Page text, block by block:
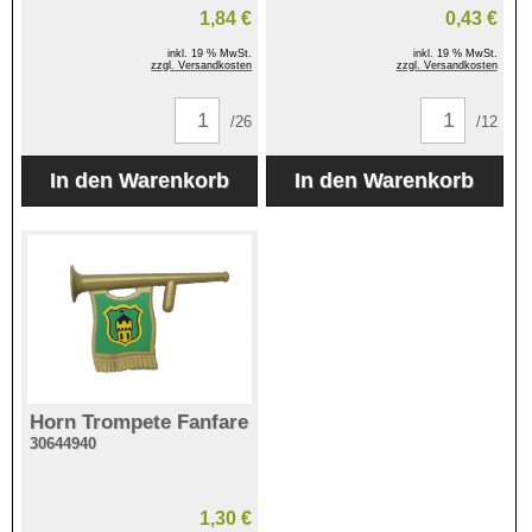
1,84 €
inkl. 19 % MwSt.
zzgl. Versandkosten
/26
0,43 €
inkl. 19 % MwSt.
zzgl. Versandkosten
/12
Horn Trompete Fanfare
30644940
1,30 €